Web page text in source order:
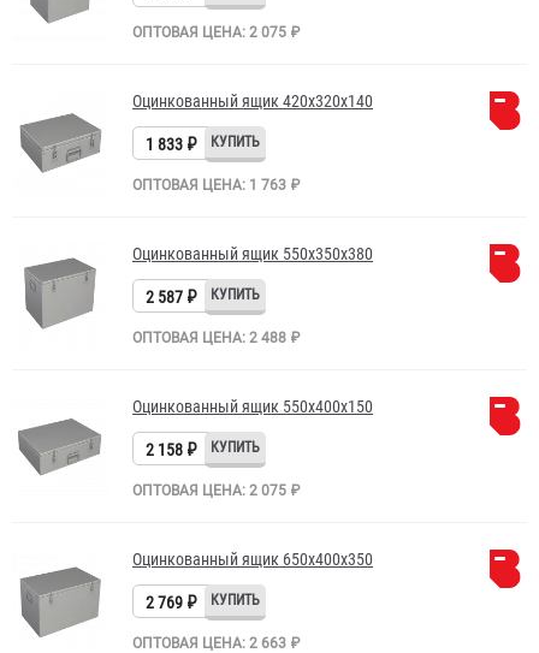
ОПТОВАЯ ЦЕНА: 2 075 ₽
Оцинкованный ящик 420х320х140
1 833 ₽
ОПТОВАЯ ЦЕНА: 1 763 ₽
Оцинкованный ящик 550х350х380
2 587 ₽
ОПТОВАЯ ЦЕНА: 2 488 ₽
Оцинкованный ящик 550х400х150
2 158 ₽
ОПТОВАЯ ЦЕНА: 2 075 ₽
Оцинкованный ящик 650х400х350
2 769 ₽
ОПТОВАЯ ЦЕНА: 2 663 ₽